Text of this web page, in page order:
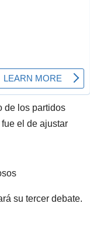
de los partidos
el de ajustar
su tercer debate.